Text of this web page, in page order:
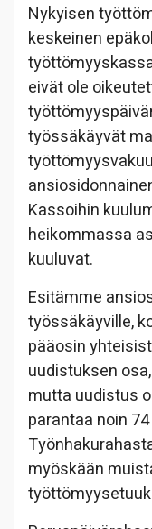
Nykyisen
keskeinen
eivät ole
työssäkäyvät
Kassoihin
heikommassa
kuuluvat.
Esitämme
työssäkäyville,
pääosin
uudistuksen
mutta uudistus
parantaa noin
myöskään